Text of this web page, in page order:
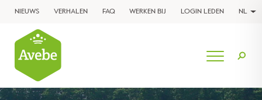
NIEUWS VERHALEN FAQ WERKEN BIJ LOGIN LEDEN NL